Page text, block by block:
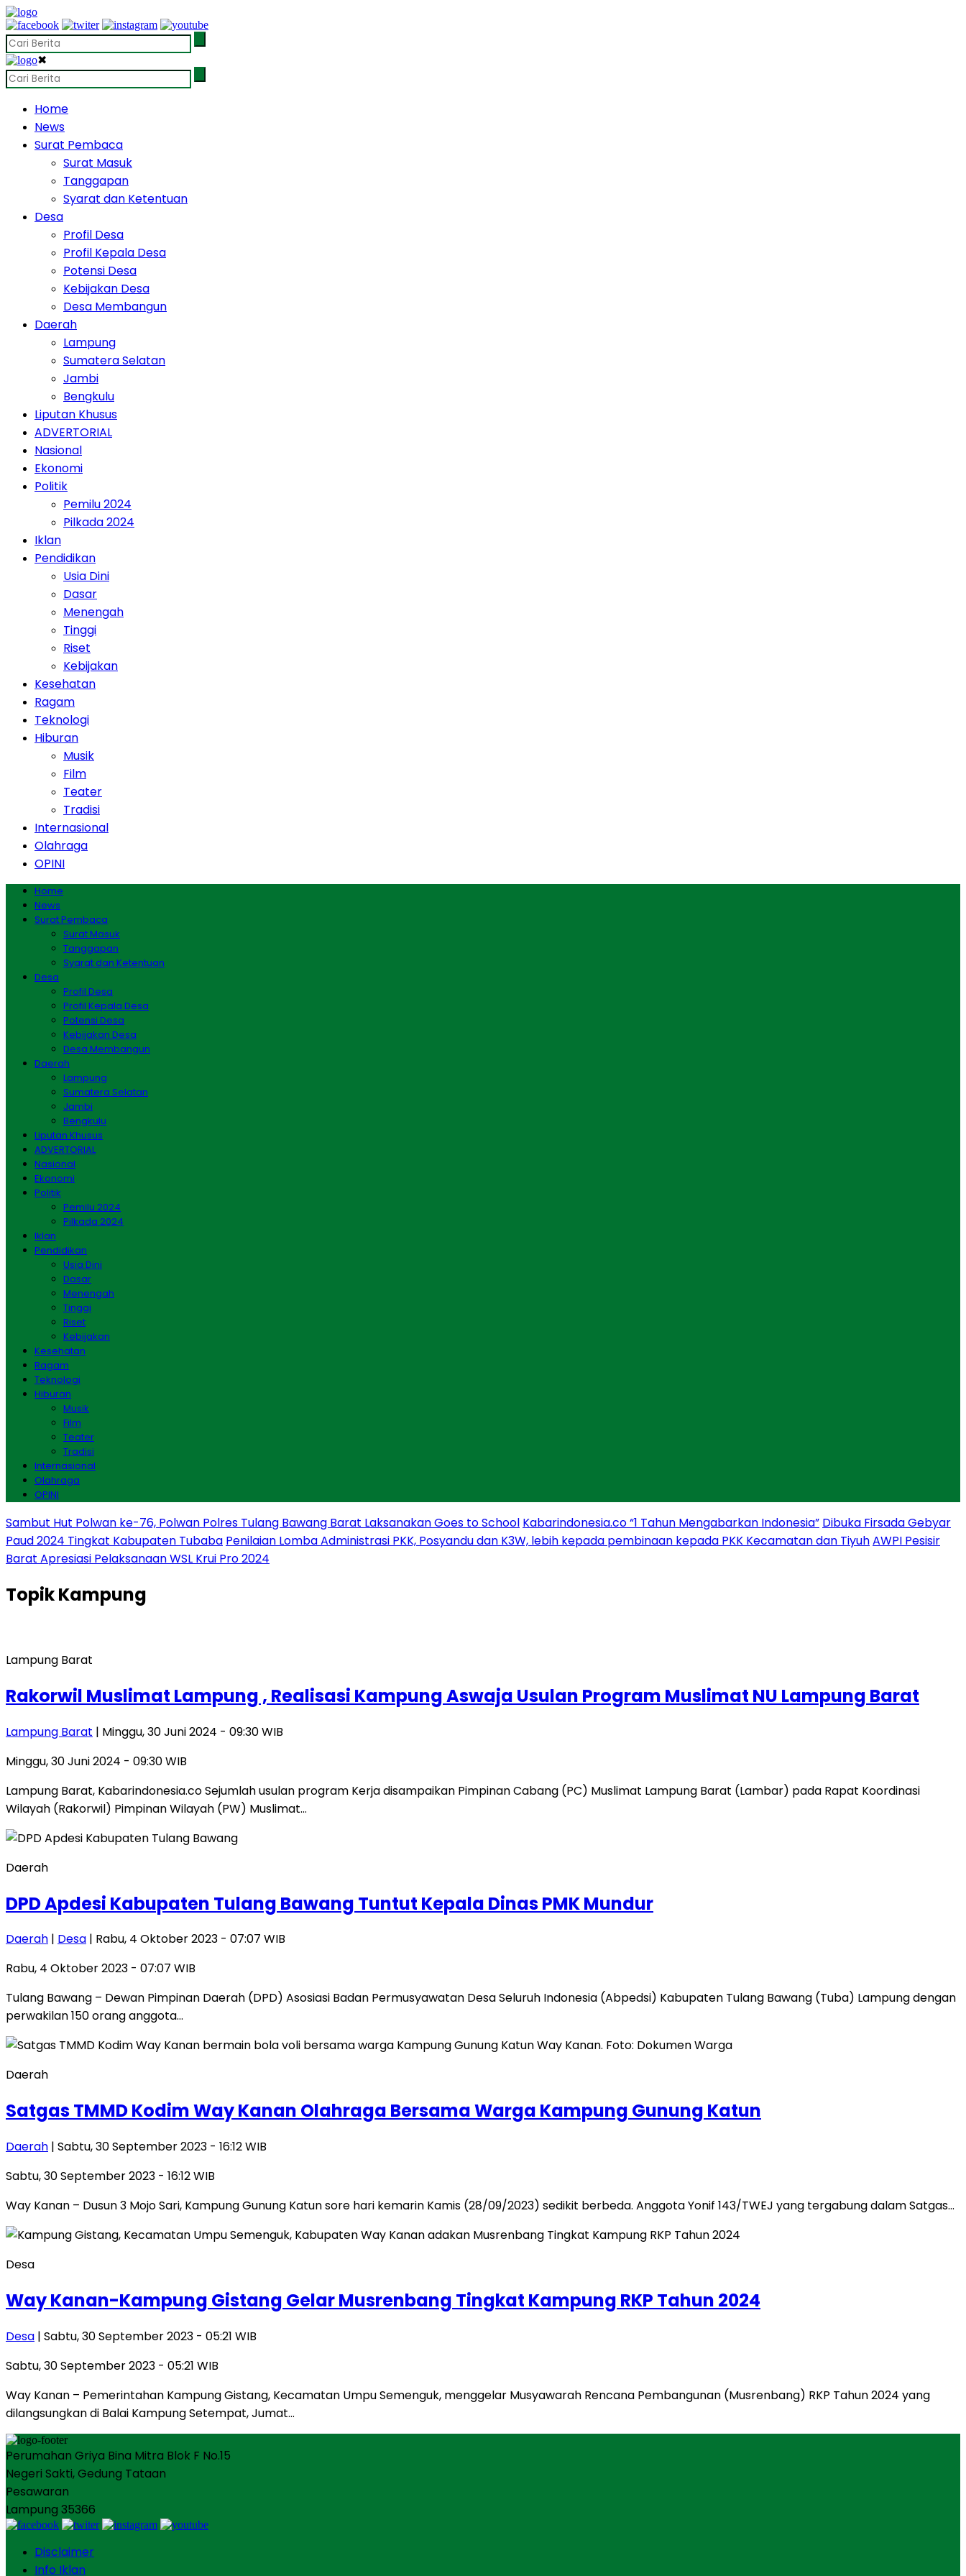
✖
Home
News
Surat Pembaca
Surat Masuk
Tanggapan
Syarat dan Ketentuan
Desa
Profil Desa
Profil Kepala Desa
Potensi Desa
Kebijakan Desa
Desa Membangun
Daerah
Lampung
Sumatera Selatan
Jambi
Bengkulu
Liputan Khusus
ADVERTORIAL
Nasional
Ekonomi
Politik
Pemilu 2024
Pilkada 2024
Iklan
Pendidikan
Usia Dini
Dasar
Menengah
Tinggi
Riset
Kebijakan
Kesehatan
Ragam
Teknologi
Hiburan
Musik
Film
Teater
Tradisi
Internasional
Olahraga
OPINI
Home
News
Surat Pembaca
Surat Masuk
Tanggapan
Syarat dan Ketentuan
Desa
Profil Desa
Profil Kepala Desa
Potensi Desa
Kebijakan Desa
Desa Membangun
Daerah
Lampung
Sumatera Selatan
Jambi
Bengkulu
Liputan Khusus
ADVERTORIAL
Nasional
Ekonomi
Politik
Pemilu 2024
Pilkada 2024
Iklan
Pendidikan
Usia Dini
Dasar
Menengah
Tinggi
Riset
Kebijakan
Kesehatan
Ragam
Teknologi
Hiburan
Musik
Film
Teater
Tradisi
Internasional
Olahraga
OPINI
Sambut Hut Polwan ke-76, Polwan Polres Tulang Bawang Barat Laksanakan Goes to School Kabarindonesia.co “1 Tahun Mengabarkan Indonesia” Dibuka Firsada Gebyar
Paud 2024 Tingkat Kabupaten Tubaba Penilaian Lomba Administrasi PKK, Posyandu dan K3W, lebih kepada pembinaan kepada PKK Kecamatan dan TiyuhAWPI Pesisir
Barat Apresiasi Pelaksanaan WSL Krui Pro 2024
TopikKampung
Lampung Barat
Rakorwil Muslimat Lampung , Realisasi Kampung Aswaja Usulan Program Muslimat NU Lampung Barat
Lampung Barat | Minggu, 30 Juni 2024 - 09:30 WIB
Minggu, 30 Juni 2024 - 09:30 WIB
Lampung Barat, Kabarindonesia.co Sejumlah usulan program Kerja disampaikan Pimpinan Cabang (PC) Muslimat Lampung Barat (Lambar) pada Rapat Koordinasi
Wilayah (Rakorwil) Pimpinan Wilayah (PW) Muslimat…
Daerah
DPD Apdesi Kabupaten Tulang Bawang Tuntut Kepala Dinas PMK Mundur
Daerah | Desa | Rabu, 4 Oktober 2023 - 07:07 WIB
Rabu, 4 Oktober 2023 - 07:07 WIB
Tulang Bawang – Dewan Pimpinan Daerah (DPD) Asosiasi Badan Permusyawatan Desa Seluruh Indonesia (Abpedsi) Kabupaten Tulang Bawang (Tuba) Lampung dengan
perwakilan 150 orang anggota…
Daerah
Satgas TMMD Kodim Way Kanan Olahraga Bersama Warga Kampung Gunung Katun
Daerah | Sabtu, 30 September 2023 - 16:12 WIB
Sabtu, 30 September 2023 - 16:12 WIB
Way Kanan – Dusun 3 Mojo Sari, Kampung Gunung Katun sore hari kemarin Kamis (28/09/2023) sedikit berbeda. Anggota Yonif 143/TWEJ yang tergabung dalam Satgas…
Desa
Way Kanan-Kampung Gistang Gelar Musrenbang Tingkat Kampung RKP Tahun 2024
Desa | Sabtu, 30 September 2023 - 05:21 WIB
Sabtu, 30 September 2023 - 05:21 WIB
Way Kanan – Pemerintahan Kampung Gistang, Kecamatan Umpu Semenguk, menggelar Musyawarah Rencana Pembangunan (Musrenbang) RKP Tahun 2024 yang
dilangsungkan di Balai Kampung Setempat, Jumat…
Perumahan Griya Bina Mitra Blok F No.15
Negeri Sakti, Gedung Tataan
Pesawaran
Lampung 35366
Disclaimer
Info Iklan